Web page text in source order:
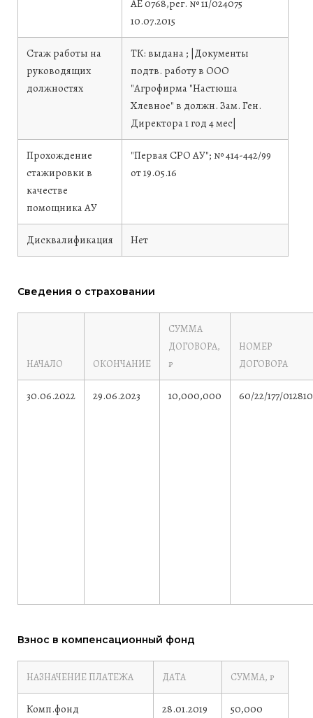
АЕ 0768,рег. № 11/024075
10.07.2015
Стаж работы на
руководящих
должностях
ТК: выдана ; |Документы
подтв. работу в ООО
"Агрофирма "Настюша
Хлевное" в должн. Зам. Ген.
Директора 1 год 4 мес|
Прохождение
стажировки в
качестве
помощника АУ
"Первая СРО АУ"; № 414-442/99
от 19.05.16
Дисквалификация Нет
Сведения о страховании
НАЧАЛО ОКОНЧАНИЕ
СУММА
ДОГОВОРА,
₽
НОМЕР
ДОГОВОРА
30.06.2022 29.06.2023 10,000,000 60/22/177/012810
Взнос в компенсационный фонд
НАЗНАЧЕНИЕ ПЛАТЕЖА ДАТА СУММА, ₽
Комп.фонд 28.01.2019 50,000